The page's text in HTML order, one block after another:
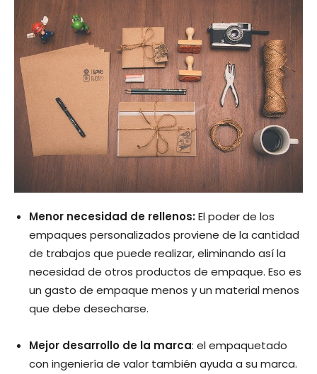
Menor necesidad de rellenos:El poder de los
empaques personalizados proviene de la cantidad
de trabajos que puede realizar, eliminando así la
necesidad de otros productos de empaque. Eso es
un gasto de empaque menos y un material menos
que debe desecharse.
Mejor desarrollo de la marca: el empaquetado
con ingeniería de valor también ayuda a su marca.